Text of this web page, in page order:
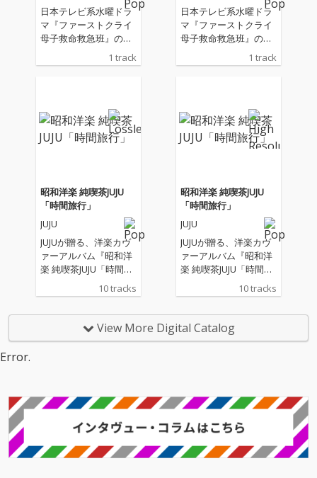
日本テレビ系水曜ドラ
マ『ファーストクライ
母子救命救急班』の主
1 track
日本テレビ系水曜ドラ
マ『ファーストクライ
母子救命救急班』の主
1 track
昭和洋楽 純喫茶JUJU
「時間旅行」
JUJU
JUJUが贈る、洋楽カヴ
ァーアルバム『昭和洋
楽 純喫茶JUJU「時間旅
行」』。 “昭和の時代
に日本で愛された洋
正隆プロデュースのも
と、 誰もが心に残る名
10 tracks
昭和洋楽 純喫茶JUJU
「時間旅行」
JUJU
JUJUが贈る、洋楽カヴ
ァーアルバム『昭和洋
楽 純喫茶JUJU「時間旅
行」』。 “昭和の時代
に日本で愛された洋
正隆プロデュースのも
と、 誰もが心に残る名
10 tracks
View More Digital Catalog
Error.